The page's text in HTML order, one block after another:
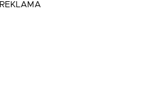
REKLAMA